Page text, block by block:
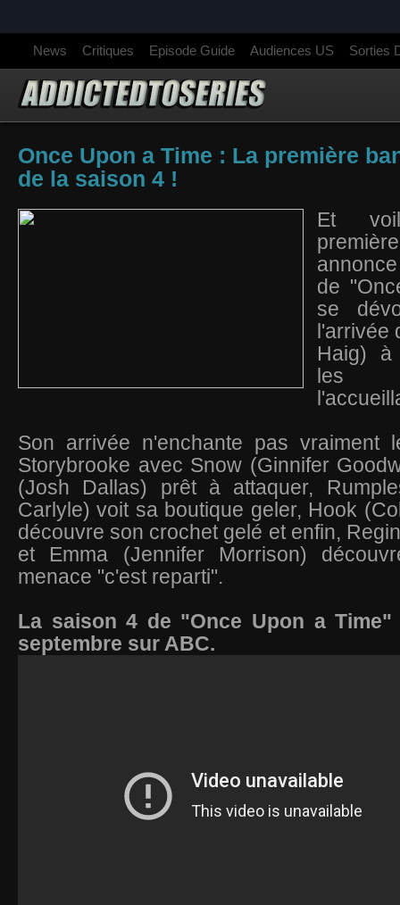
News Critiques Episode Guide Audiences US Sorties
Once Upon a Time : La première
de la saison 4 !
Et
de
se
l'arrivée
Haig) à
les
Son arrivée n'enchante pas vraiment
Storybrooke avec Snow (Ginnifer
(Josh Dallas) prêt à attaquer,
Carlyle)voit sa boutique geler, Hook (
découvre son crochet gelé et enfin,
et Emma (Jennifer Morrison)
menace "c'est reparti".
La saison 4 de "Once Upon a Time"
septembre sur ABC.